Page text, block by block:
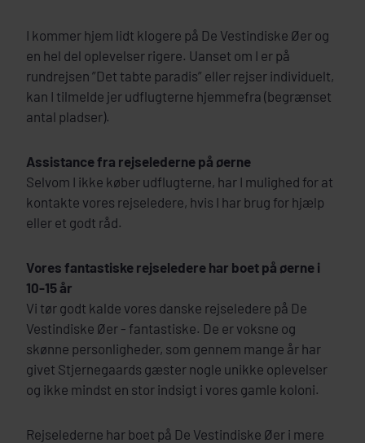
I kommer hjem lidt klogere på De Vestindiske Øer og
en hel del oplevelser rigere. Uanset om I er på
rundrejsen ”Det tabte paradis” eller rejser individuelt,
kan I tilmelde jer udflugterne hjemmefra (begrænset
antal pladser).
Assistance fra rejselederne på øerne
Selvom I ikke køber udflugterne, har I mulighed for at
kontakte vores rejseledere, hvis I har brug for hjælp
eller et godt råd.
Vores fantastiske rejseledere har boet på øerne i
10-15 år
Vi tør godt kalde vores danske rejseledere på De
Vestindiske Øer - fantastiske. De er voksne og
skønne personligheder, som gennem mange år har
givet Stjernegaards gæster nogle unikke oplevelser
og ikke mindst en stor indsigt i vores gamle koloni.
Rejselederne har boet på De Vestindiske Øer i mere